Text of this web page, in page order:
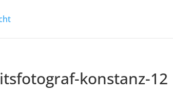
konstanz-12